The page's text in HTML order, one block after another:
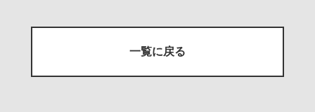
一覧に戻る